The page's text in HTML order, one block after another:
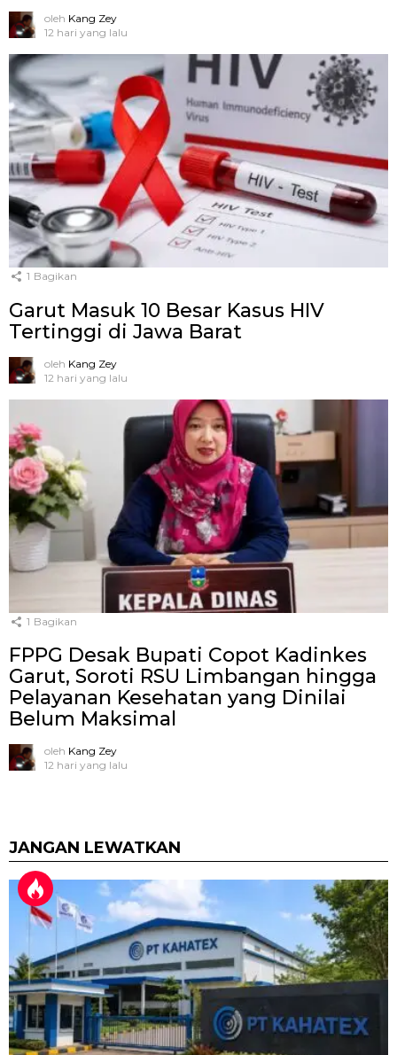
oleh Kang Zey
12 hari yang lalu
1 Bagikan
Garut Masuk 10 Besar Kasus HIV
Tertinggi di Jawa Barat
oleh Kang Zey
12 hari yang lalu
1 Bagikan
FPPG Desak Bupati Copot Kadinkes
Garut, Soroti RSU Limbangan hingga
Pelayanan Kesehatan yang Dinilai
Belum Maksimal
oleh Kang Zey
12 hari yang lalu
JANGAN LEWATKAN